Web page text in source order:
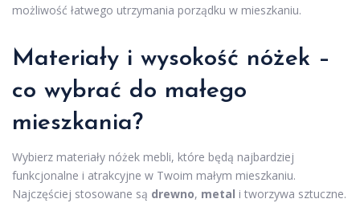
możliwość łatwego utrzymania porządku w mieszkaniu.
Materiały i wysokość nóżek –
co wybrać do małego
mieszkania?
Wybierz materiały nóżek mebli, które będą najbardziej
funkcjonalne i atrakcyjne w Twoim małym mieszkaniu.
Najczęściej stosowane są drewno, metal i tworzywa sztuczne.